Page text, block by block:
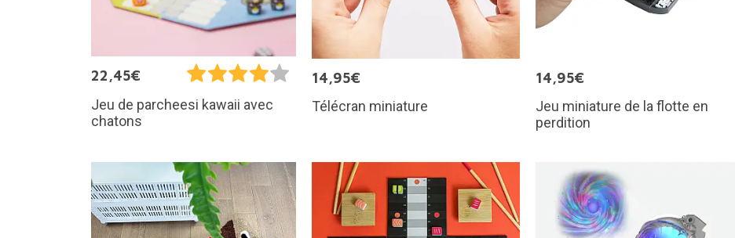
22,45€
Jeu de parcheesi kawaii avec
chatons
14,95€
Télécran miniature
14,95€
Jeu miniature de la flotte en
perdition